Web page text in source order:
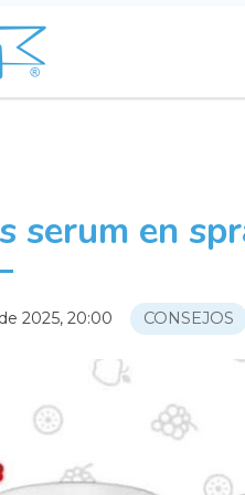
serum en
2025, 20:00 CONSEJOS